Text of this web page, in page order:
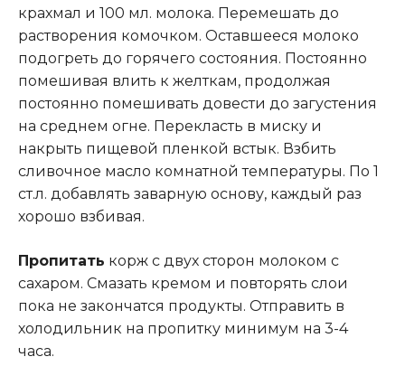
крахмал и 100 мл. молока. Перемешать до
растворения комочком. Оставшееся молоко
подогреть до горячего состояния. Постоянно
помешивая влить к желткам, продолжая
постоянно помешивать довести до загустения
на среднем огне. Перекласть в миску и
накрыть пищевой пленкой встык. Взбить
сливочное масло комнатной температуры. По 1
ст.л. добавлять заварную основу, каждый раз
хорошо взбивая.
Пропитать корж с двух сторон молоком с
сахаром. Смазать кремом и повторять слои
пока не закончатся продукты. Отправить в
холодильник на пропитку минимум на 3-4
часа.